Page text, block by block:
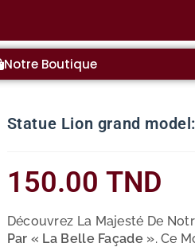
Notre Boutique
Statue Lion grand
150.00 TND
Découvrez La Majesté De
Par « La Belle Façade ». Ce